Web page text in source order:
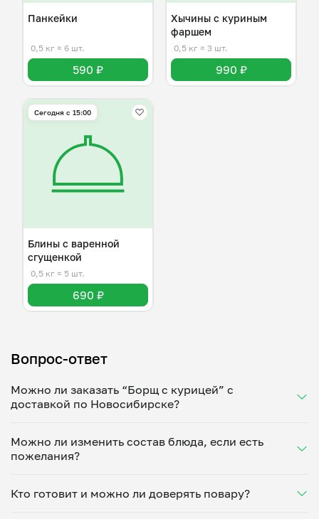
Панкейки
0,5 кг ≈ 6 шт.
590 ₽
Хычины с куриным
фаршем
0,5 кг ≈ 3 шт.
990 ₽
Сегодня с 15:00
Блины с варенной
сгущенкой
0,5 кг ≈ 5 шт.
690 ₽
Вопрос-ответ
Можно ли заказать “Борщ с курицей” с
доставкой по Новосибирске?
Укажите удобное время — и получите свежее
домашнее блюдо в большой порции прямо с плиты.
минут. Статус заказа отслеживайте в личном
кабинете, а с поваром можно связаться напрямую в
Можно ли изменить состав блюда, если есть
пожелания?
ваши предпочтения: уберет специи, снизит
Кто готовит и можно ли доверять повару?